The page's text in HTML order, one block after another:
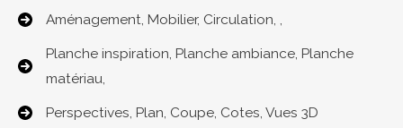
Aménagement, Mobilier, Circulation, ,
Planche inspiration, Planche ambiance, Planche
matériau,
Perspectives, Plan, Coupe, Cotes, Vues 3D